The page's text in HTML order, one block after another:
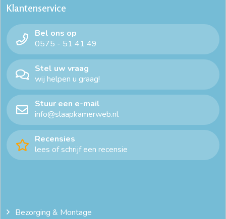
Klantenservice
Bel ons op
0575 - 51 41 49
Stel uw vraag
wij helpen u graag!
Stuur een e-mail
info@slaapkamerweb.nl
Recensies
lees of schrijf een recensie
Bezorging & Montage